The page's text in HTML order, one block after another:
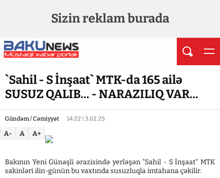
Sizin reklam burada
`Sahil - S İnşaat` MTK-da 165 ailə
SUSUZ QALIB... - NARAZILIQ VAR...
Gündəm / Cəmiyyət 14:22 | 3.02.25
A- A A+
Bakının Yeni Günəşli ərazisində yerləşən "Sahil - S İnşaat" MTK
sakinləri ilin-günün bu vaxtında susuzluqla imtahana çəkilir.